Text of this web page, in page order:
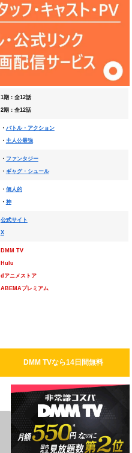
1期：全12話
2期：全12話
・ バトル・アクション
・ 主人公最強
・ ファンタジー
・ ギャグ・シュール
・ 個人的
・ 神
公式サイト
X
DMM TV
Hulu
dアニメストア
ABEMAプレミアム
DMM TVなら14日間無料